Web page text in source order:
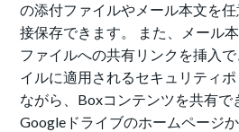
の添付ファイルやメール本文を
接保存できます。 また、メール
ファイルへの共有リンクを挿入
イルに適用されるセキュリティ
ながら、Boxコンテンツを共有で
Googleドライブのホームページ